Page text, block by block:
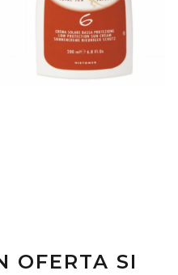
OFERTA SI